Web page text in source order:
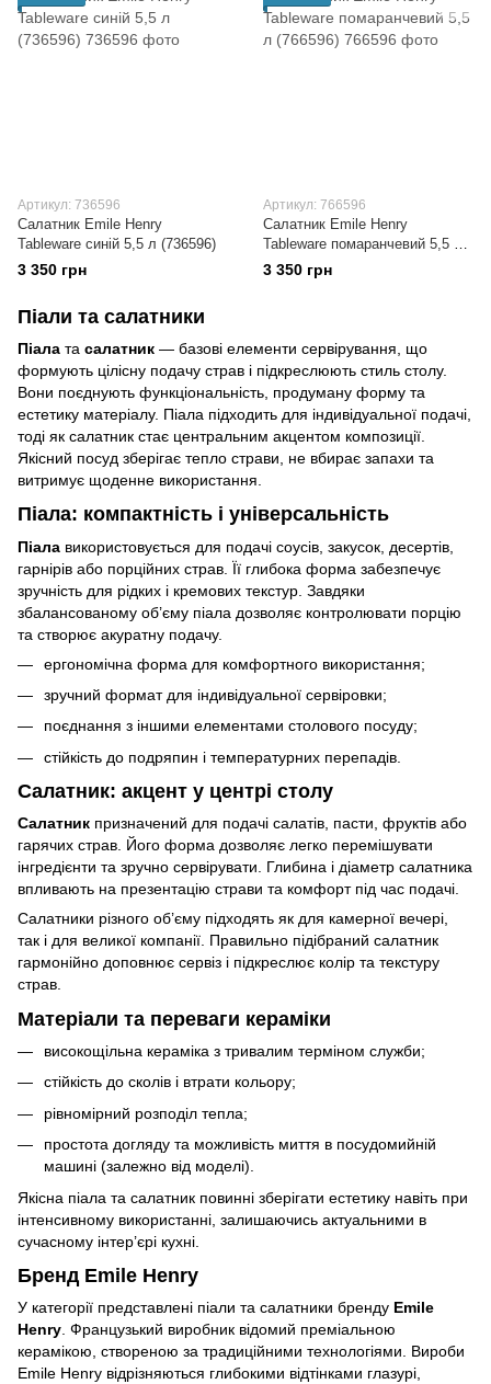
Артикул: 736596
Салатник Emile Henry
Tableware синій 5,5 л (736596)
3 350 грн
Артикул: 766596
Салатник Emile Henry
Tableware помаранчевий 5,5 л
(766596)
3 350 грн
Піали та салатники
Піала та салатник — базові елементи сервірування, що
формують цілісну подачу страв і підкреслюють стиль столу.
Вони поєднують функціональність, продуману форму та
естетику матеріалу. Піала підходить для індивідуальної подачі,
тоді як салатник стає центральним акцентом композиції.
Якісний посуд зберігає тепло страви, не вбирає запахи та
витримує щоденне використання.
Піала: компактність і універсальність
Піала використовується для подачі соусів, закусок, десертів,
гарнірів або порційних страв. Її глибока форма забезпечує
зручність для рідких і кремових текстур. Завдяки
збалансованому об’єму піала дозволяє контролювати порцію
та створює акуратну подачу.
ергономічна форма для комфортного використання;
зручний формат для індивідуальної сервіровки;
поєднання з іншими елементами столового посуду;
стійкість до подряпин і температурних перепадів.
Салатник: акцент у центрі столу
Салатник призначений для подачі салатів, пасти, фруктів або
гарячих страв. Його форма дозволяє легко перемішувати
інгредієнти та зручно сервірувати. Глибина і діаметр салатника
впливають на презентацію страви та комфорт під час подачі.
Салатники різного об’єму підходять як для камерної вечері,
так і для великої компанії. Правильно підібраний салатник
гармонійно доповнює сервіз і підкреслює колір та текстуру
страв.
Матеріали та переваги кераміки
високощільна кераміка з тривалим терміном служби;
стійкість до сколів і втрати кольору;
рівномірний розподіл тепла;
простота догляду та можливість миття в посудомийній
машині (залежно від моделі).
Якісна піала та салатник повинні зберігати естетику навіть при
інтенсивному використанні, залишаючись актуальними в
сучасному інтер’єрі кухні.
Бренд Emile Henry
У категорії представлені піали та салатники бренду Emile
Henry . Французький виробник відомий преміальною
керамікою, створеною за традиційними технологіями. Вироби
Emile Henry відрізняються глибокими відтінками глазурі,